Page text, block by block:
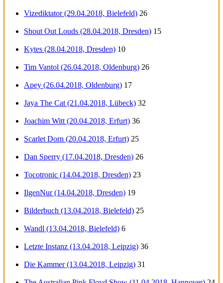
Vizediktator (29.04.2018, Bielefeld) 26
Shout Out Louds (28.04.2018, Dresden) 15
Kytes (28.04.2018, Dresden) 10
Tim Vantol (26.04.2018, Oldenburg) 26
Apey (26.04.2018, Oldenburg) 17
Jaya The Cat (21.04.2018, Lübeck) 32
Joachim Witt (20.04.2018, Erfurt) 36
Scarlet Dorn (20.04.2018, Erfurt) 25
Dan Sperry (17.04.2018, Dresden) 26
Tocotronic (14.04.2018, Dresden) 23
IlgenNur (14.04.2018, Dresden) 19
Bilderbuch (13.04.2018, Bielefeld) 25
Wandl (13.04.2018, Bielefeld) 6
Letzte Instanz (13.04.2018, Leipzig) 36
Die Kammer (13.04.2018, Leipzig) 31